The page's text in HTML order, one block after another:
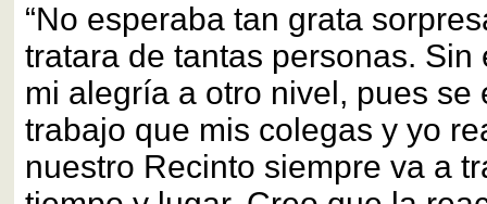
“No esperaba tan grata
tratara de tantas personas. Sin
mi alegría a otro nivel, pues se
trabajo que mis colegas y yo
nuestro Recinto siempre va a